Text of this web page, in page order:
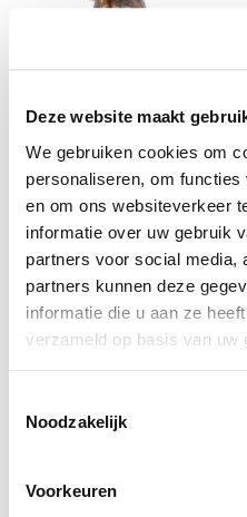
Deze website maakt
We gebruiken cookies om
personaliseren, om
en om ons websiteverkeer
informatie over uw gebruik
partners voor social media,
partners kunnen deze
informatie die u aan ze
verzameld op basis van uw
Noodzakelijk
Voorkeuren
zittend op een bal met een vogel -
Hoogte 93 cm
€ 1.833,95